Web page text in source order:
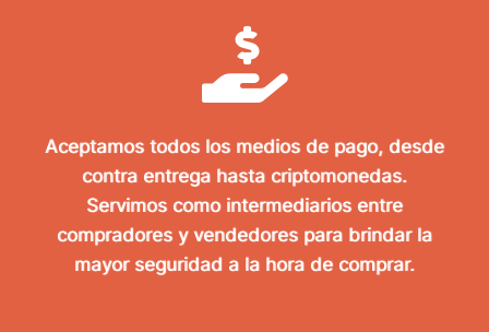
Aceptamos todos los medios de pago, desde
contra entrega hasta criptomonedas.
Servimos como intermediarios entre
compradores y vendedores para brindar la
mayor seguridad a la hora de comprar.